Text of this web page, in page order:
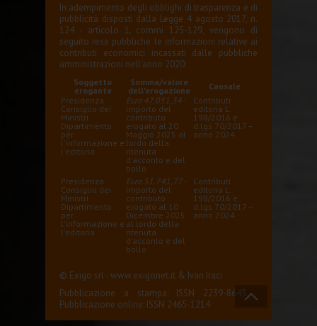
In adempimento degli obblighi di trasparenza e di
pubblicità disposti dalla Legge 4 agosto 2017, n.
124 - articolo 1, commi 125-129, vengono di
seguito rese pubbliche le informazioni relative ai
contributi economici incassati dalle pubbliche
amministrazioni nell'anno 2020:
Soggetto
erogante
Somma/valore
dell'erogazione
Causale
Presidenza
Consiglio dei
Ministri
Dipartimento
per
l'informazione e
l'editoria
Euro 47.051,34 -
importo del
contributo
erogato al 20
Maggio 2025 al
lordo della
ritenuta
d'acconto e del
bollo
Contributi
editoria L.
198/2016 e
d.lgs 70/2017 –
anno 2024
Presidenza
Consiglio dei
Ministri
Dipartimento
per
l'informazione e
l'editoria
Euro 51.741,77 -
importo del
contributo
erogato al 10
Dicembre 2025
al lordo della
ritenuta
d'acconto e del
bollo
Contributi
editoria L.
198/2016 e
d.lgs 70/2017 –
anno 2024
© Exigo srl -www.exigonet.it & Ivan Iraci
Pubblicazione a stampa: ISSN 2239-8643 -
Pubblicazione online: ISSN 2465-1214